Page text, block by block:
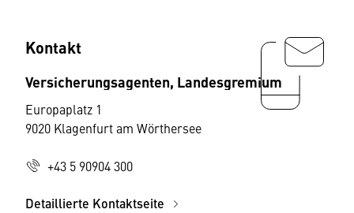
Kontakt
Versicherungsagenten, Landesgremium
Europaplatz 1
9020 Klagenfurt am Wörthersee
+43 5 90904 300
Detaillierte Kontaktseite